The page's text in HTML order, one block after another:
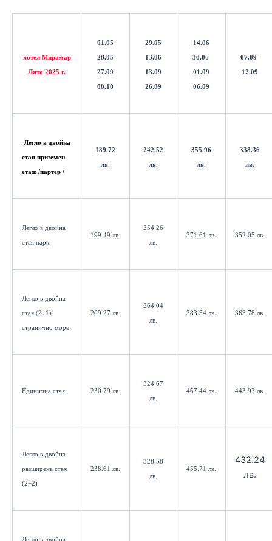
хотел Мирамар
Лято 2025 г.
01.05
28.05
27.09
08.10
29.05
13.06
13.09
26.09
14.06
30.06
01.09
06.09
07.09-
12.09
Легло в двойна
стая приземен
етаж /партер /
189.72
лв.
242.52
лв.
355.96
лв.
338.36
лв.
Легло в двойна
стая парк
199.49 лв.
254.26
лв.
371.61 лв. 352.05 лв.
Легло в двойна
стая (2+1)
странично море
209.27 лв.
264.04
лв.
383.34 лв. 363.78 лв.
Единична стая 230.79 лв.
324.67
лв.
467.44 лв. 443.97 лв.
Легло в двойна
разширена стая
(2+2)
238.61 лв.
328.58
лв.
455.71 лв.
432.24
лв.
Легло в двойна